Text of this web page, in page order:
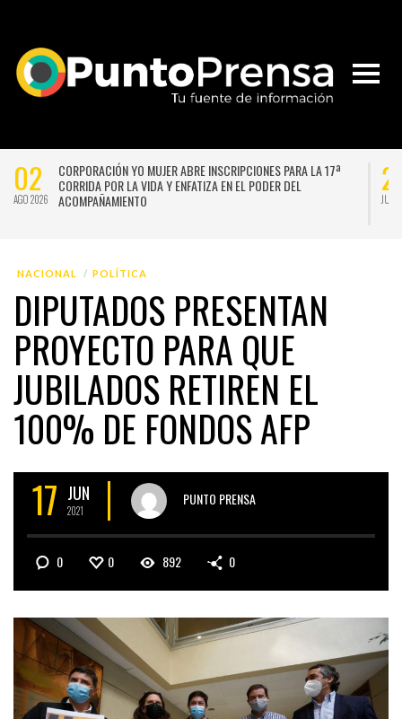
02
AGO 2026
CORPORACIÓN YO MUJER ABRE INSCRIPCIONES PARA LA 17ª
CORRIDA POR LA VIDA Y ENFATIZA EN EL PODER DEL
ACOMPAÑAMIENTO
JUL
NACIONAL POLÍTICA
DIPUTADOS PRESENTAN
PROYECTO PARA QUE
JUBILADOS RETIREN EL
100% DE FONDOS AFP
17 JUN
2021
PUNTO PRENSA
0 0 892 0